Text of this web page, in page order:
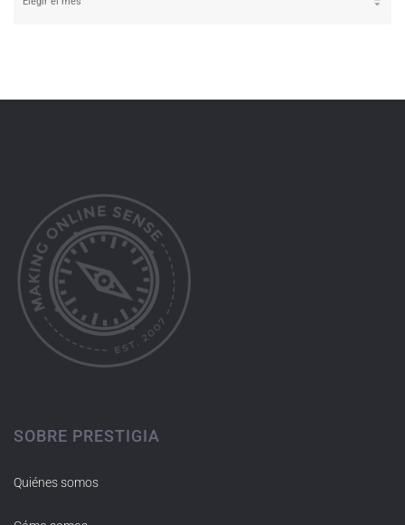
SOBRE PRESTIGIA
Quiénes somos